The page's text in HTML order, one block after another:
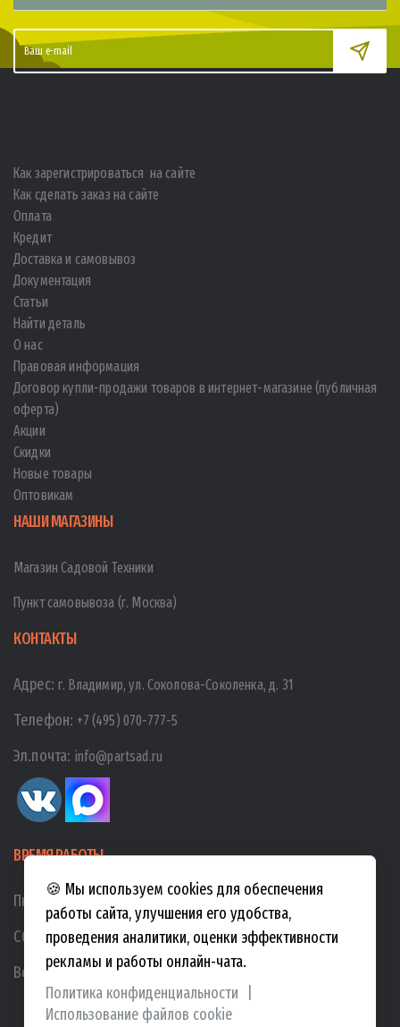
Как зарегистрироваться на сайте
Как сделать заказ на сайте
Оплата
Кредит
Доставка и самовывоз
Документация
Статьи
Найти деталь
О нас
Правовая информация
Договор купли-продажи товаров в интернет-магазине (публичная
оферта)
Акции
Скидки
Новые товары
Оптовикам
НАШИ МАГАЗИНЫ
Магазин Садовой Техники
Пункт самовывоза (г. Москва)
КОНТАКТЫ
Адрес:г. Владимир, ул. Соколова-Соколенка, д. 31
Телефон: +7 (495) 070-777-5
Эл.почта: info@partsad.ru
ВРЕМЯ РАБОТЫ
Пн-Пт: 10:00-19:00
Сб:
10:00-17:00
Вс:
10:00-15:00
🍪 Мы используем cookies для обеспечения
работы сайта, улучшения его удобства,
проведения аналитики, оценки эффективности
рекламы и работы онлайн-чата.
Политика конфиденциальности
Использование файлов cookie